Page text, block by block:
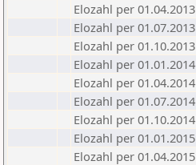
Elozahl per 01.04.2013
Elozahl per 01.07.2013
Elozahl per 01.10.2013
Elozahl per 01.01.2014
Elozahl per 01.04.2014
Elozahl per 01.07.2014
Elozahl per 01.10.2014
Elozahl per 01.01.2015
Elozahl per 01.04.2015